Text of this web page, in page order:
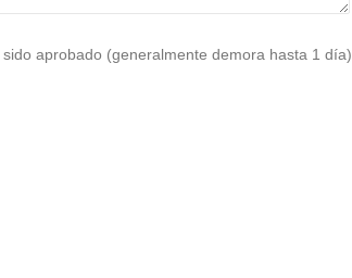
aprobado (generalmente demora hasta 1 día).